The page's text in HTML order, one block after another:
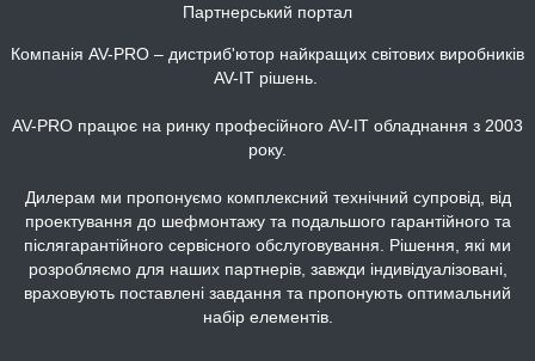
Партнерський портал
Компанія AV-PRO – дистриб'ютор найкращих світових виробників
AV-IT рішень.
AV-PRO працює на ринку професійного AV-IT обладнання з 2003
року.
Дилерам ми пропонуємо комплексний технічний супровід, від
проектування до шефмонтажу та подальшого гарантійного та
післягарантійного сервісного обслуговування. Рішення, які ми
розробляємо для наших партнерів, завжди індивідуалізовані,
враховують поставлені завдання та пропонують оптимальний
набір елементів.